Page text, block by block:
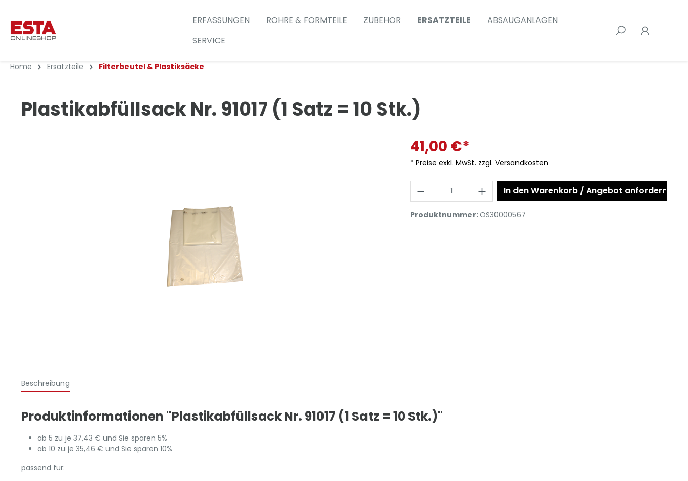
ERFASSUNGEN ROHRE & FORMTEILE ZUBEHÖR ERSATZTEILE
ABSAUGANLAGEN
SERVICE
Home Ersatzteile Filterbeutel & Plastiksäcke
Plastikabfüllsack Nr. 91017 (1 Satz = 10 Stk.)
41,00 €*
* Preise exkl. MwSt. zzgl. Versandkosten
In den Warenkorb / Angebot anfordern
Produktnummer:OS30000567
Beschreibung
Produktinformationen "Plastikabfüllsack Nr. 91017 (1 Satz = 10 Stk.)"
ab 5 zu je 37,43 € und Sie sparen 5%
ab 10 zu je 35,46 € und Sie sparen 10%
passend für: